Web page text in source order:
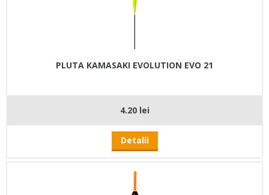
PLUTA KAMASAKI EVOLUTION EVO 21
4.20 lei
Detalii